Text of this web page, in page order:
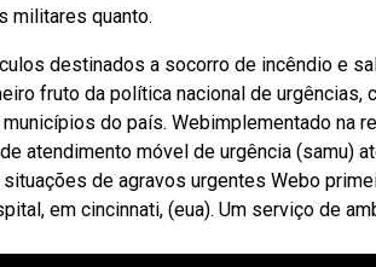
militares quanto.
destinados a socorro de incêndio e
fruto da política nacional de urgências,
do país. Webimplementado na
atendimento móvel de urgência (samu)
de agravos urgentes Webo
em cincinnati, (eua). Um serviço de